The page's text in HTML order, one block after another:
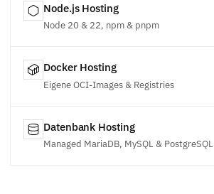
Node.js Hosting
Node 20 & 22, npm & pnpm
Docker Hosting
Eigene OCI-Images & Registries
Datenbank Hosting
Managed MariaDB, MySQL & PostgreSQL